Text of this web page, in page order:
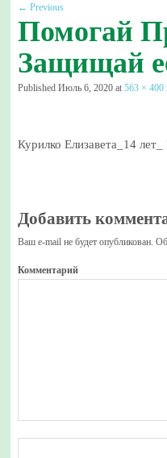
← Previous
Помогай
Защищай
Published Июль 6, 2020at 563 × 400
Курилко Елизавета_14
Добавить
Ваш e-mail не будет опубликован.
Комментарий